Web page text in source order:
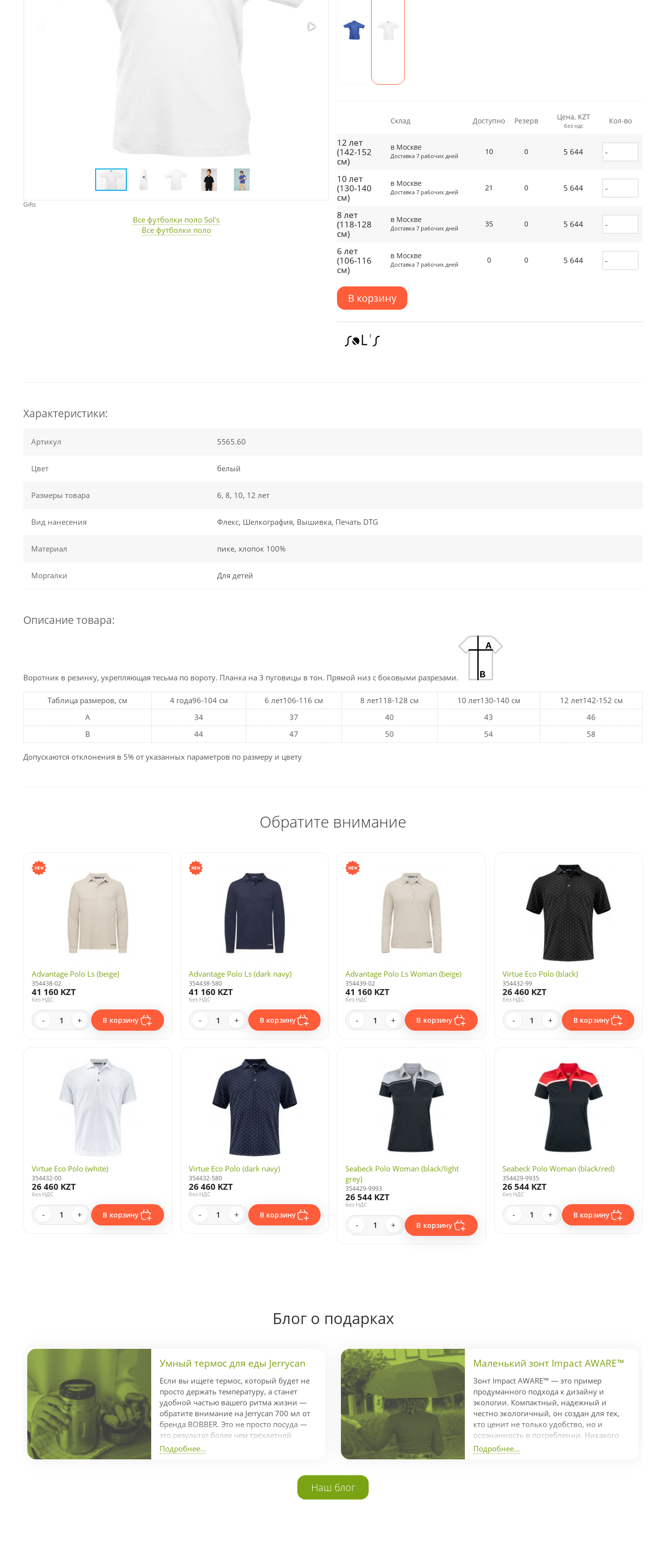
Gifts
Все футболки поло Sol's
Все футболки поло
Склад Доступно Резерв Цена, KZT
без ндс Кол-во
12 лет
(142-152
см)
в Москве
Доставка 7 рабочих дней 10 0 5 644
10 лет
(130-140
см)
в Москве
Доставка 7 рабочих дней 21 0 5 644
8 лет
(118-128
см)
в Москве
Доставка 7 рабочих дней 35 0 5 644
6 лет
(106-116
см)
в Москве
Доставка 7 рабочих дней 0 0 5 644
В корзину
Характеристики:
Артикул 5565.60
Цвет белый
Размеры товара 6, 8, 10, 12 лет
Вид нанесения Флекс, Шелкография, Вышивка, Печать DTG
Материал пике, хлопок 100%
Моргалки Для детей
Описание товара:
Воротник в резинку, укрепляющая тесьма по вороту. Планка на 3 пуговицы в тон. Прямой низ с боковыми разрезами.
Таблица размеров, см 4 года96-104 см 6 лет106-116 см 8 лет118-128 см 10 лет130-140 см
12 лет142-152 см
A
34 37 40 43
46
B
44 47 50 54 58
Допускаются отклонения в 5% от указанных параметров по размеру и цвету
Обратите внимание
Advantage Polo Ls (beige)
354438-02
41 160 KZT
без НДС
- + В корзину
Advantage Polo Ls (dark navy)
354438-580
41 160 KZT
без НДС
- + В корзину
Advantage Polo Ls Woman (beige)
354439-02
41 160 KZT
без НДС
- + В корзину
Virtue Eco Polo (black)
354432-99
26 460 KZT
без НДС
- + В корзину
Virtue Eco Polo (white)
354432-00
26 460 KZT
без НДС
- + В корзину
Virtue Eco Polo (dark navy)
354432-580
26 460 KZT
без НДС
- + В корзину
Seabeck Polo Woman (black/light
grey)
354429-9993
26 544 KZT
без НДС
- + В корзину
Seabeck Polo Woman (black/red)
354429-9935
26 544 KZT
без НДС
- + В корзину
Блог о подарках
Умный термос для еды Jerrycan
Если вы ищете термос, который будет не
просто держать температуру, а станет
удобной частью вашего ритма жизни —
обратите внимание на Jerrycan 700 мл от
бренда BOBBER. Это не просто посуда —
это результат более чем трёхлетней
разработки командой экспертов,
отмеченный престижной наградой Red
продуманный дизайн. Держит тепло до 14
Подробнее...
Маленький зонт Impact AWARE™
Зонт Impact AWARE™ — это пример
продуманного подхода к дизайну и
экологии. Компактный, надежный и
честно экологичный, он создан для тех,
кто ценит не только удобство, но и
осознанность в потреблении. Никакого
гринвошинга — только реальные
действия Коллекция Impact включает
Подробнее...
Наш блог